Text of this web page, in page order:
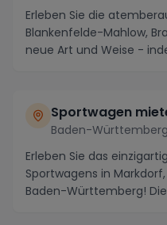
Erleben Sie die
Blankenfelde-Mahlow,
neue Art und Weise -
Sportwagen
Baden-Württemberg
Erleben Sie das
Sportwagens in
Baden-Württemberg!